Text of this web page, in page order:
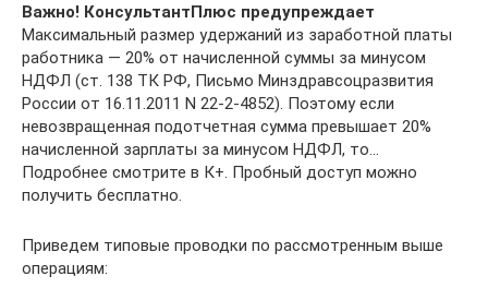
Важно! КонсультантПлюс предупреждает
Максимальный размер удержаний из заработной платы
работника — 20% от начисленной суммы за минусом
НДФЛ (ст. 138 ТК РФ, Письмо Минздравсоцразвития
России от 16.11.2011 N 22-2-4852). Поэтому если
невозвращенная подотчетная сумма превышает 20%
начисленной зарплаты за минусом НДФЛ, то…
Подробнее смотрите в К+. Пробный доступ можно
получить бесплатно.
Приведем типовые проводки по рассмотренным выше
операциям: